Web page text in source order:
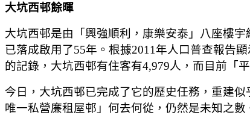
大坑西邨餘暉
大坑西邨是由「興強順利，康樂安泰」八座樓
已落成啟用了55年。根據2011年人口普查報告
的記錄，大坑西邨有住客有4,979人，而目前「
今日，大坑西邨已完成了它的歷史任務，重建
唯一私營廉租屋邨」何去何從，仍然是未知之數